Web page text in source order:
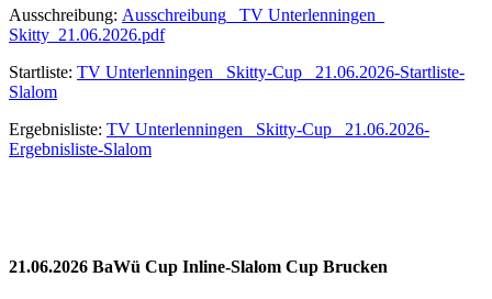
Ausschreibung: Ausschreibung_ TV Unterlenningen_
Skitty_21.06.2026.pdf
Startliste: TV Unterlenningen_ Skitty-Cup_ 21.06.2026-Startliste-
Slalom
Ergebnisliste: TV Unterlenningen_ Skitty-Cup_ 21.06.2026-
Ergebnisliste-Slalom
21.06.2026 BaWü Cup Inline-Slalom Cup Brucken